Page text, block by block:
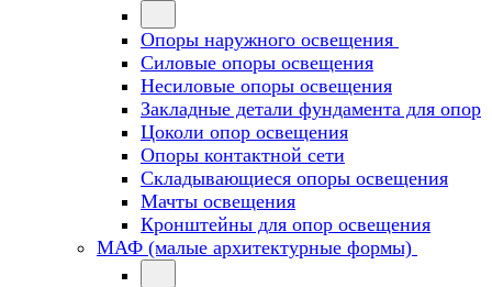
Опоры наружного освещения
Силовые опоры освещения
Несиловые опоры освещения
Закладные детали фундамента для опор
Цоколи опор освещения
Опоры контактной сети
Cкладывающиеся опоры освещения
Мачты освещения
Кронштейны для опор освещения
МАФ (малые архитектурные формы)